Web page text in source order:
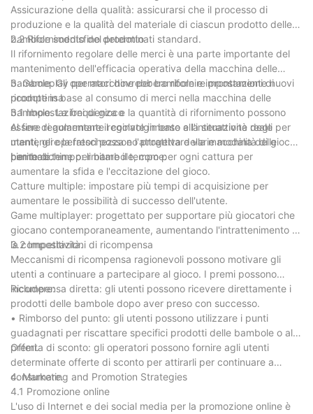
Assicurazione della qualità: assicurarsi che il processo di
produzione e la qualità del materiale di ciascun prodotto delle
bambole soddisfino determinati standard.
2.2 Rifornimento del prodotto
Il rifornimento regolare delle merci è una parte importante del
mantenimento dell'efficacia operativa della macchina delle
bambole. Gli operatori dovrebbero rifornire prontamente nuovi
prodotti in base al consumo di merci nella macchina delle
bambole. La frequenza e la quantità di rifornimento possono
essere regolarmente regolate in base alla situazione reale per
mantenere la freschezza e l'attrattiva della macchina delle
bambole.
3. Gameplay per macchine per bambole e impostazioni di
ricompensa
3.1 Impostazioni di gioco
Al fine di aumentare il coinvolgimento e l'interattività degli
utenti, gli operatori possono progettare varie modalità di gioco
per macchine per bambole, come:
Limite di tempo: limitare il tempo per ogni cattura per
aumentare la sfida e l'eccitazione del gioco.
Catture multiple: impostare più tempi di acquisizione per
aumentare le possibilità di successo dell'utente.
Game multiplayer: progettato per supportare più giocatori che
giocano contemporaneamente, aumentando l'intrattenimento e
la competitività.
3.2 Impostazioni di ricompensa
Meccanismi di ricompensa ragionevoli possono motivare gli
utenti a continuare a partecipare al gioco. I premi possono
includere:
Ricompensa diretta: gli utenti possono ricevere direttamente i
prodotti delle bambole dopo aver preso con successo.
• Rimborso del punto: gli utenti possono utilizzare i punti
guadagnati per riscattare specifici prodotti delle bambole o altri
premi.
Offerta di sconto: gli operatori possono fornire agli utenti
determinate offerte di sconto per attirarli per continuare a
consumare.
4. Marketing and Promotion Strategies
4.1 Promozione online
L'uso di Internet e dei social media per la promozione online è